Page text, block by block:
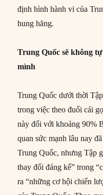
định hình hành vi của
hung hăng.
Trung Quốc sẽ không
mình
Trung Quốc dưới thời
trong việc theo đuổi cái
này đối với khoảng 90%
quan sức mạnh lâu nay
Trung Quốc, nhưng Tập
thay đổi đáng kể” trong
ra “những cơ hội chiến